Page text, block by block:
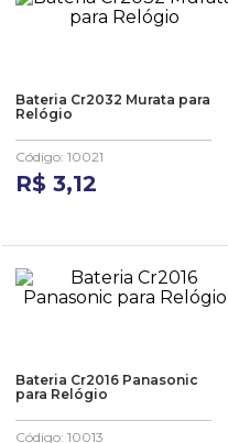
Bateria Cr2032 Murata para
Relógio
Código: 10021
R$ 3,12
Bateria Cr2016 Panasonic
para Relógio
Código: 10013